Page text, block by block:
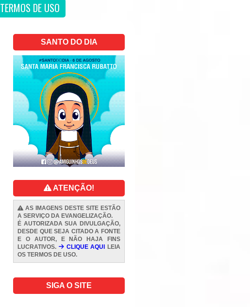
TERMOS DE USO
SANTO DO DIA
ATENÇÃO!
AS IMAGENS DESTE SITE ESTÃO
A SERVIÇO DA EVANGELIZAÇÃO.
É AUTORIZADA SUA DIVULGAÇÃO,
DESDE QUE SEJA CITADO A FONTE
E O AUTOR, E NÃO HAJA FINS
LUCRATIVOS.
CLIQUE AQUI
LEIA
OS TERMOS DE USO.
SIGA O SITE